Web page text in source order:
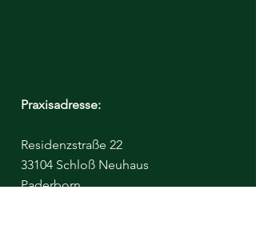
Praxisadresse:
Residenzstraße 22
33104 Schloß Neuhaus
Paderborn.